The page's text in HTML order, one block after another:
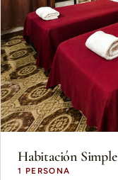
Habitación Simple
1 PERSONA